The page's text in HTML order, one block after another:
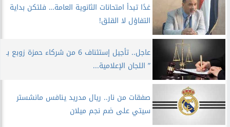
غدًا تبدأ امتحانات الثانوية العامة… فلتكن بداية
التفاؤل لا القلق!
عاجل.. تأجيل إستئناف 6 من شركاء حمزة زوبع بـ
” اللجان الإعلامية...
صفقات من نار.. ريال مدريد ينافس مانشستر
سيتي على ضم نجم ميلان